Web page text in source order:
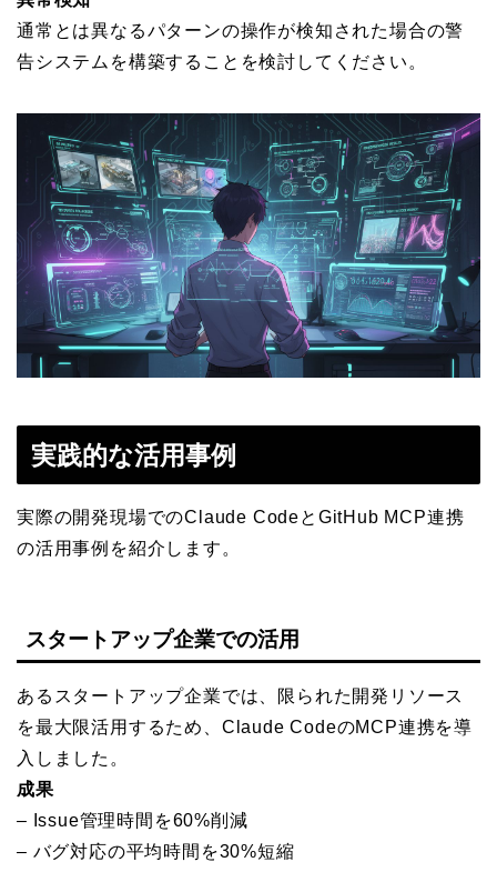
通常とは異なるパターンの操作が検知された場合の警
告システムを構築することを検討してください。
実践的な活用事例
実際の開発現場でのClaude CodeとGitHub MCP連携
の活用事例を紹介します。
スタートアップ企業での活用
あるスタートアップ企業では、限られた開発リソース
を最大限活用するため、Claude CodeのMCP連携を導
入しました。
成果
– Issue管理時間を60%削減
– バグ対応の平均時間を30%短縮